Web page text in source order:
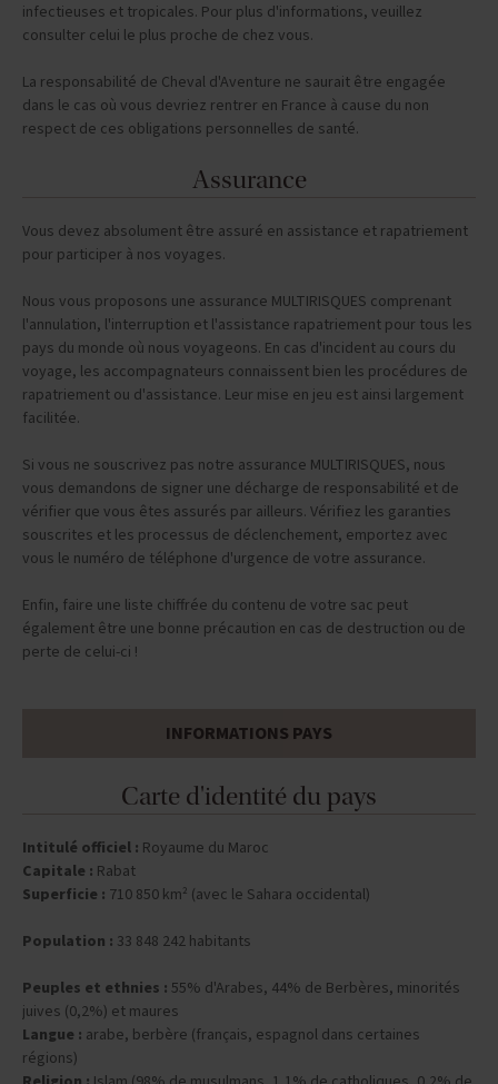
La majorité des hôpitaux ont un service pour les maladies
infectieuses et tropicales. Pour plus d'informations, veuillez
La responsabilité de Cheval d'Aventure ne saurait être engagée
dans le cas où vous devriez rentrer en France à cause du non
Vous devez absolument être assuré en assistance et rapatriement
Nous vous proposons une assurance MULTIRISQUES comprenant
l'annulation, l'interruption et l'assistance rapatriement pour tous les
pays du monde où nous voyageons. En cas d'incident au cours du
voyage, les accompagnateurs connaissent bien les procédures de
rapatriement ou d'assistance. Leur mise en jeu est ainsi largement
Si vous ne souscrivez pas notre assurance MULTIRISQUES, nous
vous demandons de signer une décharge de responsabilité et de
vérifier que vous êtes assurés par ailleurs. Vérifiez les garanties
souscrites et les processus de déclenchement, emportez avec
Enfin, faire une liste chiffrée du contenu de votre sac peut
également être une bonne précaution en cas de destruction ou de
Carte d'identité du pays
Intitulé officiel :
Capitale : Rabat
Peuples et ethnies :55% d'Arabes, 44% de Berbères, minorités
juives (0,2%) et maures
Langue :